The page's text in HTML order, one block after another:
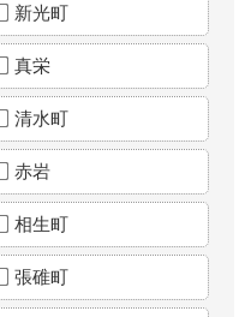
新光町
真栄
清水町
赤岩
相生町
張碓町